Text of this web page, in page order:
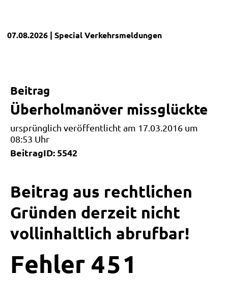
07.08.2026 | SpecialVerkehrsmeldungen
Beitrag
Überholmanöver missglückte
ursprünglich veröffentlicht am 17.03.2016 um
08:53 Uhr
BeitragID: 5542
Beitrag aus rechtlichen
Gründen derzeit nicht
vollinhaltlich abrufbar!
Fehler 4 5 1